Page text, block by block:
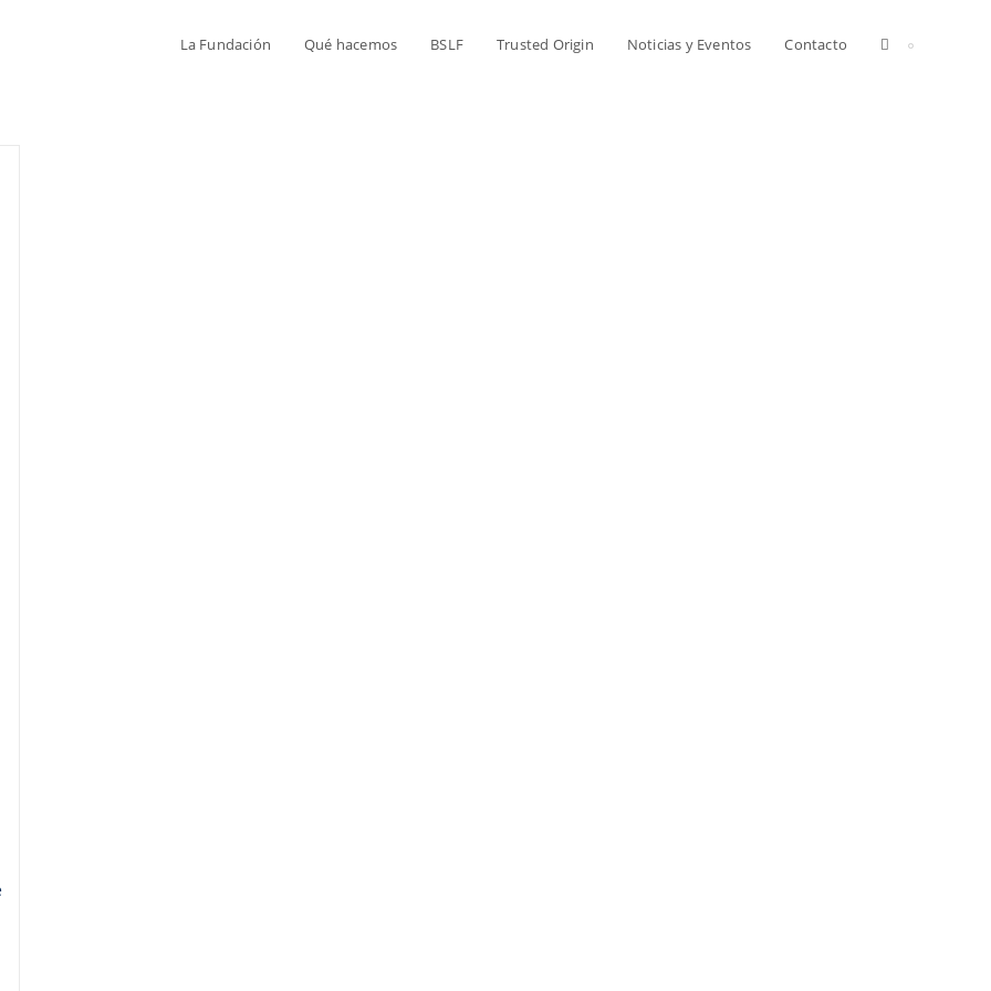
La Fundación Qué hacemos BSLF Trusted Origin Noticias y Eventos Contacto Alternar